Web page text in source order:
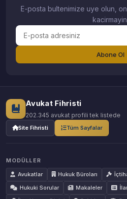
E-posta bultenimize uye olun,
Abone Ol
Avukat Fihristi
202.345 avukat profili tek listede
Site Fihristi Tüm Sayfalar
MODÜLLER
Avukatlar
Hukuk Büroları
Hukuki Sorular
Makaleler